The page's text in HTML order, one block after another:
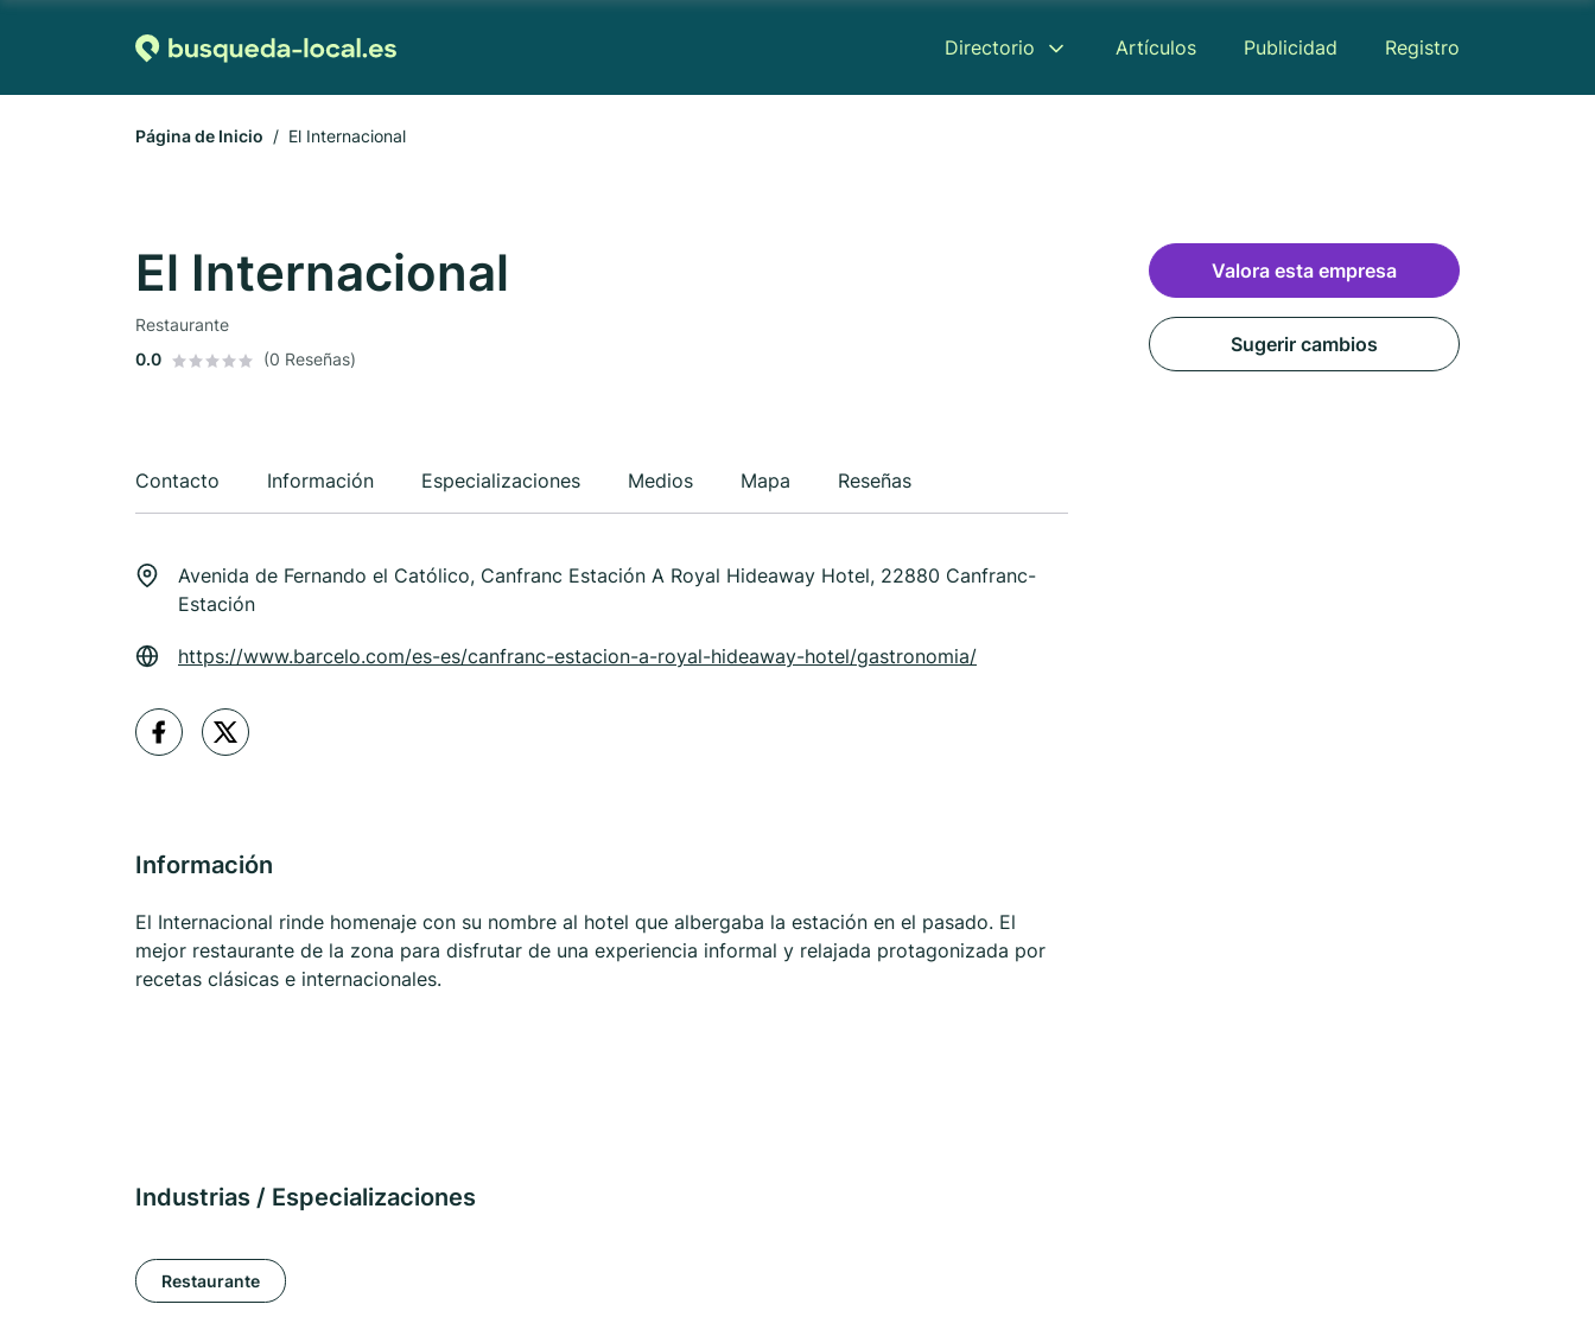
Directorio Artículos Publicidad Registro
Página de Inicio El Internacional
El Internacional
Restaurante
0.0
(0 Reseñas)
Contacto Información Especializaciones Medios Mapa Reseñas
Avenida de Fernando el Católico, Canfranc Estación A Royal Hideaway Hotel, 22880 Canfranc-
Estación
https://www.barcelo.com/es-es/canfranc-estacion-a-royal-hideaway-hotel/gastronomia/
Información
El Internacional rinde homenaje con su nombre al hotel que albergaba la estación en el pasado. El
mejor restaurante de la zona para disfrutar de una experiencia informal y relajada protagonizada por
recetas clásicas e internacionales.
Industrias / Especializaciones
Restaurante
Valora esta empresa
Sugerir cambios